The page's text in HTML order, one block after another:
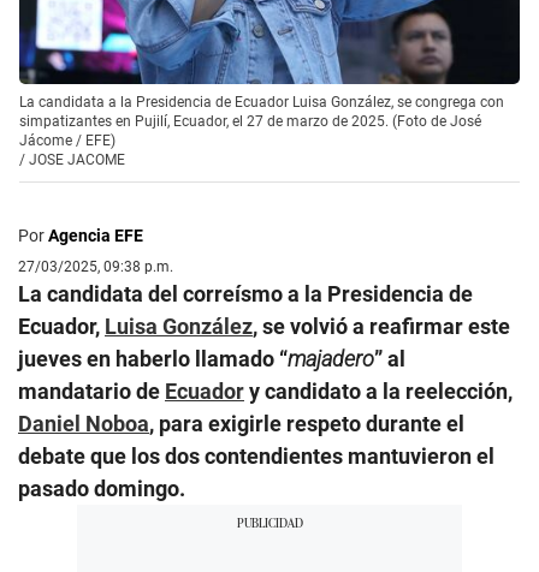
La candidata a la Presidencia de Ecuador Luisa González, se congrega con
simpatizantes en Pujilí, Ecuador, el 27 de marzo de 2025. (Foto de José
Jácome / EFE)
/ JOSE JACOME
PorAgencia EFE
27/03/2025, 09:38 p.m.
La candidata del correísmo a la Presidencia de
Ecuador, Luisa González, se volvió a reafirmar este
jueves en haberlo llamado “majadero” al
mandatario de Ecuadory candidato a la reelección,
Daniel Noboa, para exigirle respeto durante el
debate que los dos contendientes mantuvieron el
pasado domingo.